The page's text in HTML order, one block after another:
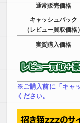
通常販売価格
キャッシュバック
（レビュー買取価格）
実質購入価格
※ご購入前に「キャ
ください。